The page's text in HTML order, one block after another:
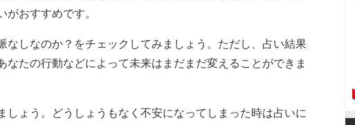
おすすめです。
なしなのか？をチェックしてみましょう。ただし、占い結果
たの行動などによって未来はまだまだ変えることができま
ょう。どうしょうもなく不安になってしまった時は占いに